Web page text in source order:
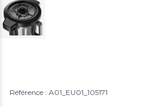
Référence : A01_EU01_105171